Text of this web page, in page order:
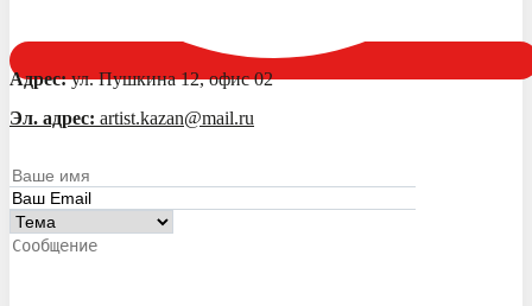
Адрес:ул. Пушкина 12, офис 02
Эл. адрес: artist.kazan@mail.ru